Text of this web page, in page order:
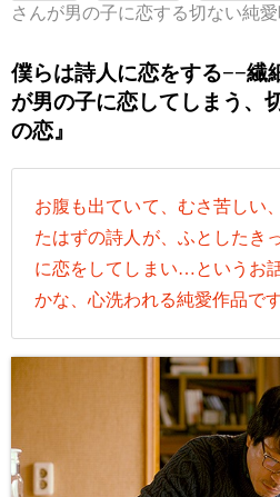
さんが男の子に恋する切ない純愛
僕らは詩人に恋をする−−繊
が男の子に恋してしまう、
の恋』
お腹も出ていて、むさ苦しい
たはずの詩人が、ふとしたき
に恋をしてしまい…というお
かな、心洗われる純愛作品です